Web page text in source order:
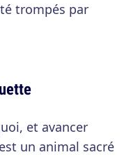
trompés par
et avancer
un animal sacré